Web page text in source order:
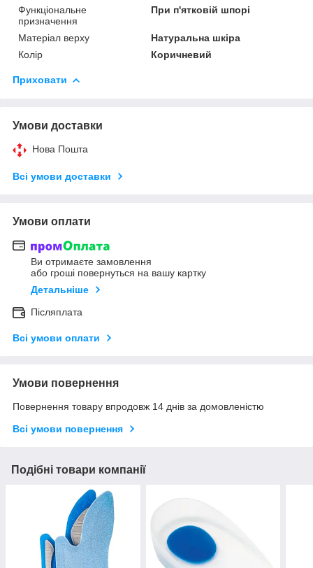
Функціональне
призначення
При п'ятковій шпорі
Матеріал верху
Натуральна шкіра
Колір
Коричневий
Приховати
Умови доставки
Нова Пошта
Всі умови доставки
Умови оплати
Ви отримаєте замовлення
або гроші повернуться на вашу картку
Детальніше
Післяплата
Всі умови оплати
Умови повернення
Повернення товару впродовж 14 днів за домовленістю
Всі умови повернення
Подібні товари компанії